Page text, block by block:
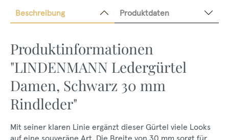
Beschreibung Produktdaten
Produktinformationen
"LINDENMANN Ledergürtel
Damen, Schwarz 30 mm
Rindleder"
Mit seiner klaren Linie ergänzt dieser Gürtel viele Looks
auf eine souveräne Art. Die Breite von 30 mm sorgt für